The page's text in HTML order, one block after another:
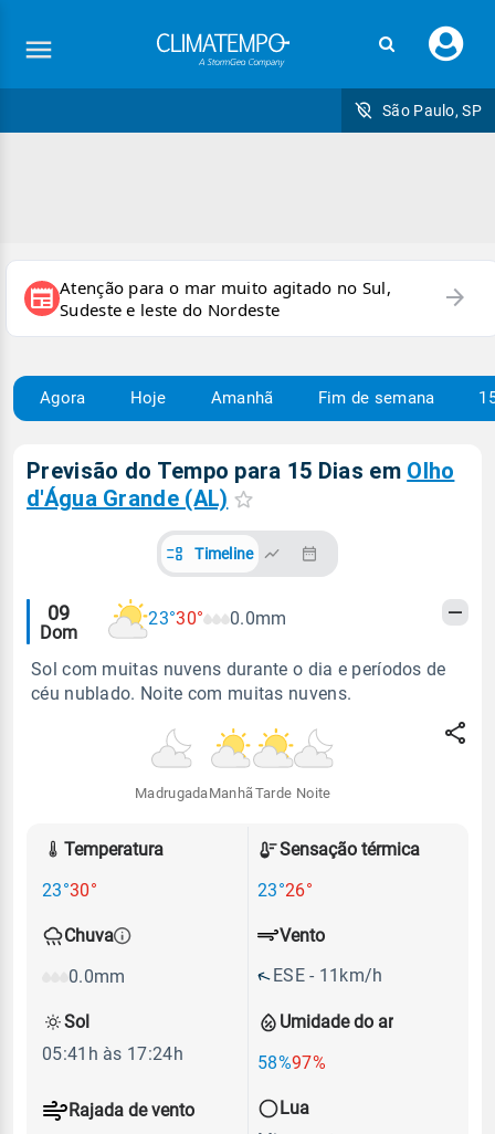
seu
São Paulo, SP
newspaper Atenção para o mar muito agitado no Sul,
Sudeste e leste do Nordeste
arrow_forward
Agora Hoje Amanhã Fim de semana
Previsão do Tempo para 15 Dias em Olho
d'Água Grande (AL)
Timeline
Alertas
meteorológicos
09
Dom
23°30° 0.0mm
Sol com muitas nuvens durante o dia e períodos de
céu nublado. Noite com muitas nuvens.
Madrugada Manhã Tarde Noite
Temperatura
23°30°
Sensação térmica
23°26°
Chuva
0.0mm
Umidade do ar
58%97%
Vento
ESE - 11km/h
Rajada de vento
Sol
05:41h às 17:24h
Lua